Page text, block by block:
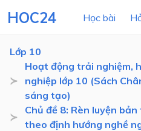
HOC24 Học bài
LỚP HỌC
Lớp 12
Lớp 10
Hoạt động trải nghiệm,
nghiệp lớp 10 (Sách
sáng tạo)
Chủ đề 8: Rèn luyện
theo định hướng nghề